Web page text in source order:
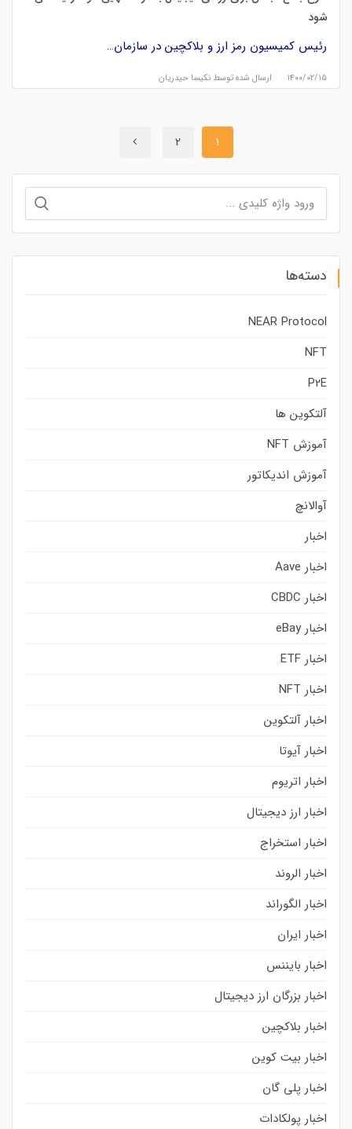
شود
رئیس کمیسیون رمز ارز و بلاکچین در سازمان…
۱۴۰۰/۰۲/۱۵ ارسال شده توسط نكيسا حيدريان
1
2
برای:
دسته‌ها
NEAR Protocol
NFT
P2E
آلتکوین ها
آموزش NFT
آموزش اندیکاتور
آوالانچ
اخبار
اخبار Aave
اخبار CBDC
اخبار eBay
اخبار ETF
اخبار NFT
اخبار آلتکوین
اخبار آیوتا
اخبار اتریوم
اخبار ارز دیجیتال
اخبار استخراج
اخبار الروند
اخبار الگوراند
اخبار ایران
اخبار بایننس
اخبار بزرگان ارز دیجیتال
اخبار بلاکچین
اخبار بیت کوین
اخبار پلی گان
اخبار پولکادات